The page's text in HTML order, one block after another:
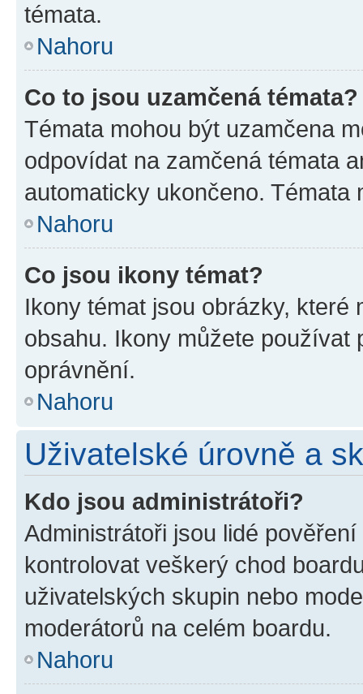
témata.
Nahoru
Co to jsou uzamčená témata?
Témata mohou být uzamčena
odpovídat na zamčená témata
automaticky ukončeno.
Nahoru
Co jsou ikony témat?
Ikony témat jsou obrázky,
obsahu. Ikony můžete používat
oprávnění.
Nahoru
Uživatelské úrovně a
Kdo jsou administrátoři?
Administrátoři jsou lidé
kontrolovat veškerý chod
uživatelských skupin nebo
moderátorů na celém boardu.
Nahoru